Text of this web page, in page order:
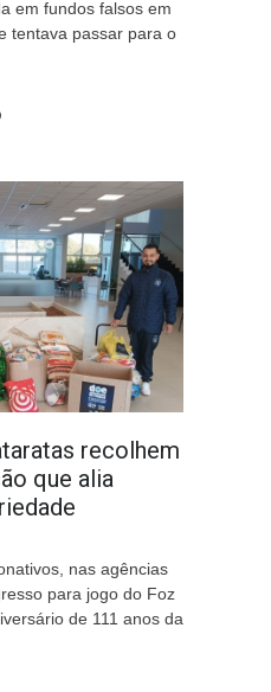
em fundos falsos em
tentava passar para o
recolhem
que alia
nas agências
para jogo do Foz
de 111 anos da